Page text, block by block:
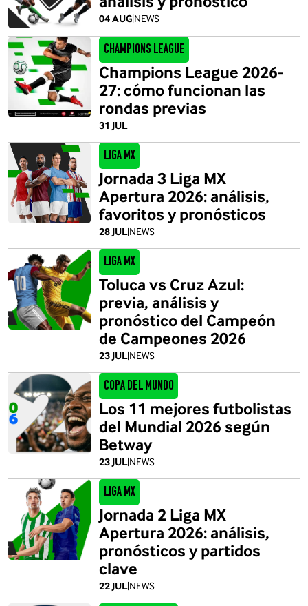
04 AUG|NEWS
Champions League
31 JUL
Champions League 2026-
27: cómo funcionan las
rondas previas
Liga MX
28 JUL|NEWS
Jornada 3 Liga MX
Apertura 2026: análisis,
favoritos y pronósticos
Liga MX
23 JUL|NEWS
Toluca vs Cruz Azul:
previa, análisis y
pronóstico del Campeón
de Campeones 2026
Copa del Mundo
23 JUL|NEWS
Los 11 mejores futbolistas
del Mundial 2026 según
Betway
Liga MX
22 JUL|NEWS
Jornada 2 Liga MX
Apertura 2026: análisis,
pronósticos y partidos
clave